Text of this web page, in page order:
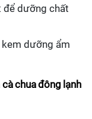
để dưỡng chất
dưỡng ẩm
chua đông lạnh